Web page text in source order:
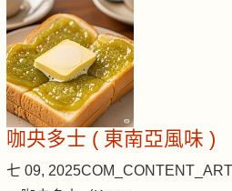
咖央多士 ( 東南亞風味 )
七 09, 2025